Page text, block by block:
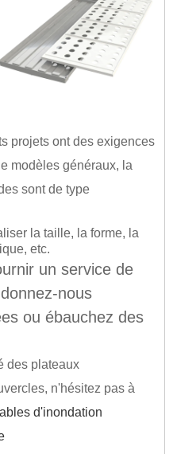
projets ont des exigences
modèles généraux, la
sont de type
la taille, la forme, la
etc.
un service de
nous
ou ébauchez des
des plateaux
n'hésitez pas à
d'inondation